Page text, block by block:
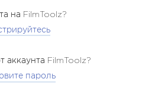
на FilmToolz?
аккаунта FilmToolz?
пароль